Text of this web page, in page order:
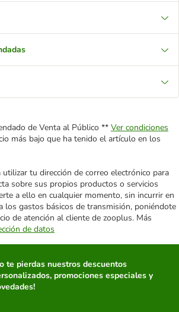
de Venta al Público ** Ver condiciones
más bajo que ha tenido el artículo en los
tu dirección de correo electrónico para
sobre sus propios productos o servicios
a ello en cualquier momento, sin incurrir en
los gastos básicos de transmisión, poniéndote
de atención al cliente de zooplus. Más
de datos
te pierdas nuestros descuentos
promociones especiales y